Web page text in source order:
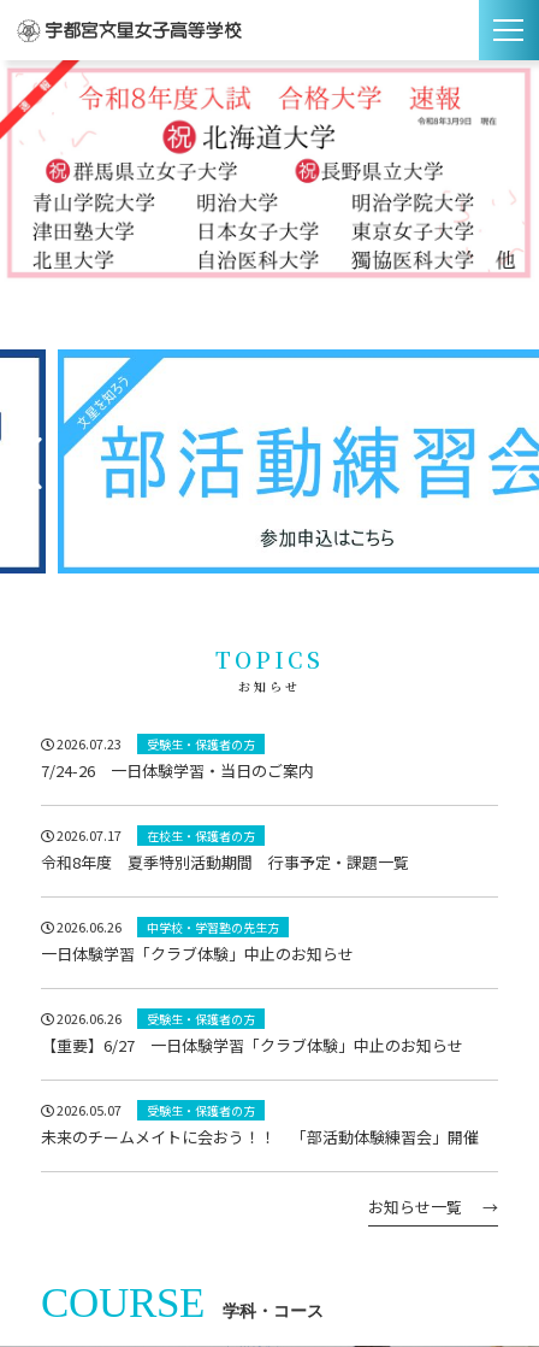
TOPICS
お知らせ
2026.07.23 受験生・保護者の方
7/24-26 一日体験学習・当日のご案内
2026.07.17 在校生・保護者の方
令和8年度 夏季特別活動期間 行事予定・課題一覧
2026.06.26 中学校・学習塾の先生方
一日体験学習「クラブ体験」中止のお知らせ
2026.06.26 受験生・保護者の方
【重要】6/27 一日体験学習「クラブ体験」中止のお知らせ
2026.05.07 受験生・保護者の方
未来のチームメイトに会おう！！ 「部活動体験練習会」開催
お知らせ一覧
COURSE 学科・コース